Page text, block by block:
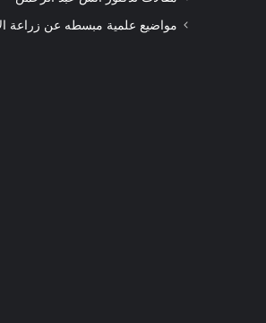
مواضيع علمية مبسطه عن زراعة